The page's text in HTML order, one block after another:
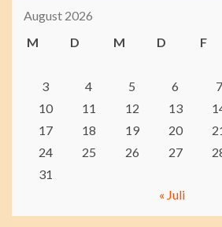
August 2026
M
D M D F
3
4 5 6 7
10
11 12 13
17
18 19 20
24
25 26 27
31
« Juli